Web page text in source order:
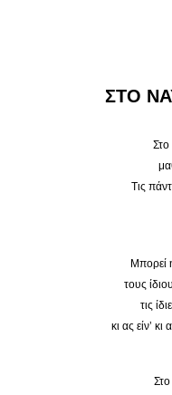
ΣΤΟ
Στο
Τις
Μπορεί
τους
τις
κι ας είν’